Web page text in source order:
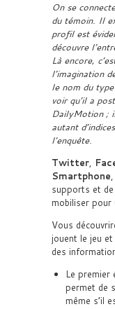
On se
du témoin. Il
profil est
découvre
Là encore,
l’imagination
le nom du
voir qu’il a
DailyMotion ;
autant
l’enquête.
Twitter,
Smartphone,
supports et
mobiliser pour
Vous
jouent le jeu
des
Le premier
permet de
même s’il